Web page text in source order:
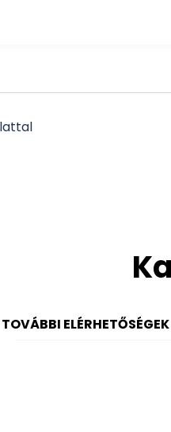
TOVÁBBI ELÉRHETŐSÉGEK